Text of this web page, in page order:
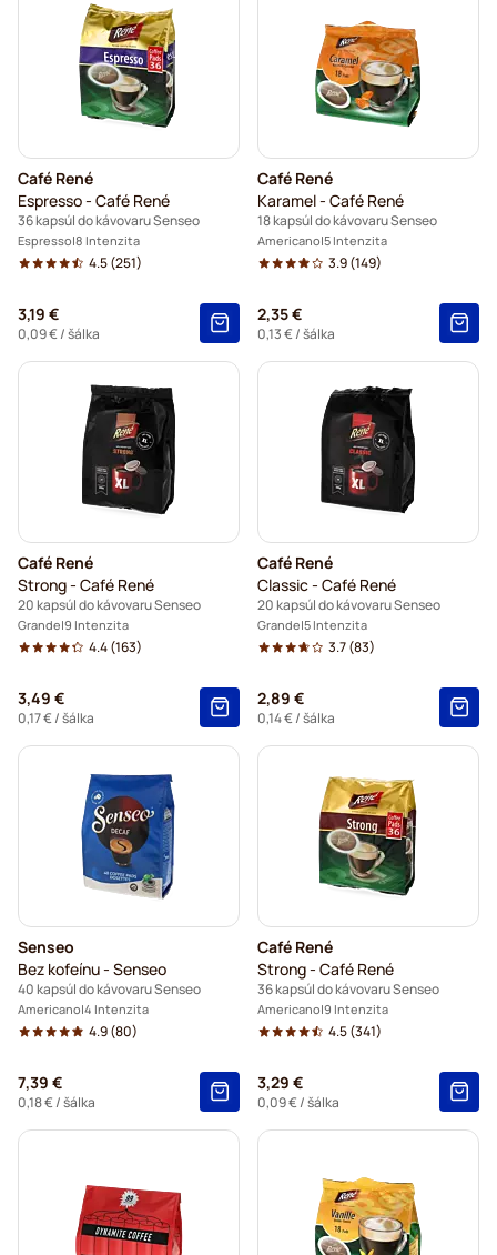
Café René
Espresso - Café René
36 kapsúl do kávovaru Senseo
Espresso 8 Intenzita
4.5(251)
3,19 €
0,09 €/ šálka
Café René
Karamel - Café René
18 kapsúl do kávovaru Senseo
Americano 5 Intenzita
3.9(149)
2,35 €
0,13 €/ šálka
Café René
Strong - Café René
20 kapsúl do kávovaru Senseo
Grande 9 Intenzita
4.4(163)
3,49 €
0,17 €/ šálka
Café René
Classic - Café René
20 kapsúl do kávovaru Senseo
Grande 5 Intenzita
3.7(83)
2,89 €
0,14 €/ šálka
Senseo
Bez kofeínu - Senseo
40 kapsúl do kávovaru Senseo
Americano 4 Intenzita
4.9(80)
7,39 €
0,18 €/ šálka
Café René
Strong - Café René
36 kapsúl do kávovaru Senseo
Americano 9 Intenzita
4.5(341)
3,29 €
0,09 €/ šálka